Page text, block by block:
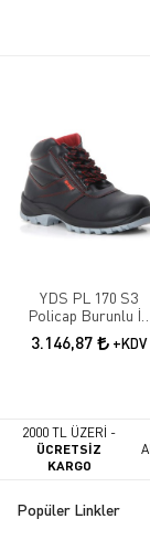
YDS PL 170 S3
Policap Burunlu İş
Botu
3.146,87 +KDV
2000 TL ÜZERİ -
ÜCRETSİZ
KARGO
Popüler Linkler